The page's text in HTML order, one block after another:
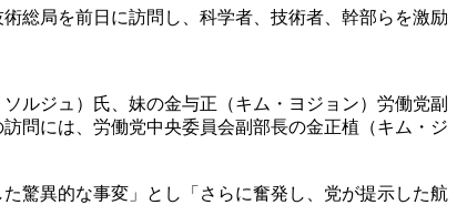
総局を前日に訪問し、科学者、技術者、幹部らを激励
ルジュ）氏、妹の金与正（キム・ヨジョン）労働党副
問には、労働党中央委員会副部長の金正植（キム・ジ
驚異的な事変」とし「さらに奮発し、党が提示した航